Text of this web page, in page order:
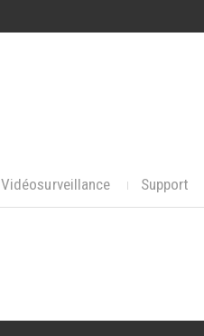
Vidéosurveillance Support